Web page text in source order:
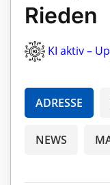
Rieden
KI aktiv –
ADRESSE
NEWS